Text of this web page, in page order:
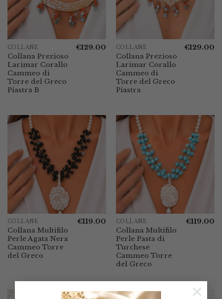
×
COLLANE
Collana Prezioso
Larimar Corallo
Cammeo di
Torre del Greco
Piastra B
€129.00 COLLANE
Collana Prezioso
Larimar Corallo
Cammeo di
Torre del Greco
Piastra
€129.00
COLLANE
Collana Multifilo
Perle Agata Nera
Cammeo Torre
del Greco
€119.00 COLLANE
Collana Multifilo
Perle Pasta di
Turchese
Cammeo Torre
del Greco
€119.00